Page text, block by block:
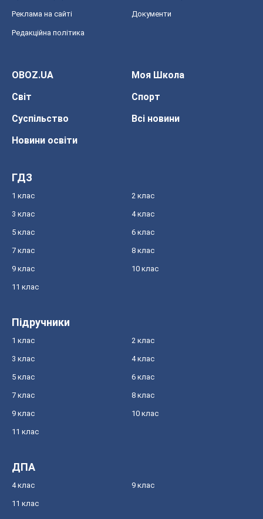
Реклама на сайті Документи
Редакційна політика
OBOZ.UA
Моя Школа
Світ
Спорт
Суспільство
Всі новини
Новини освіти
ГДЗ
1 клас 2 клас
3 клас 4 клас
5 клас 6 клас
7 клас 8 клас
9 клас 10 клас
11 клас
Підручники
1 клас 2 клас
3 клас 4 клас
5 клас 6 клас
7 клас 8 клас
9 клас 10 клас
11 клас
ДПА
4 клас 9 клас
11 клас